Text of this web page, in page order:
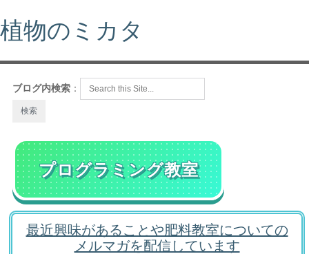
植物のミカタ
ブログ内検索 ：
プログラミング教室
最近興味があることや肥料教室についての
メルマガを配信しています